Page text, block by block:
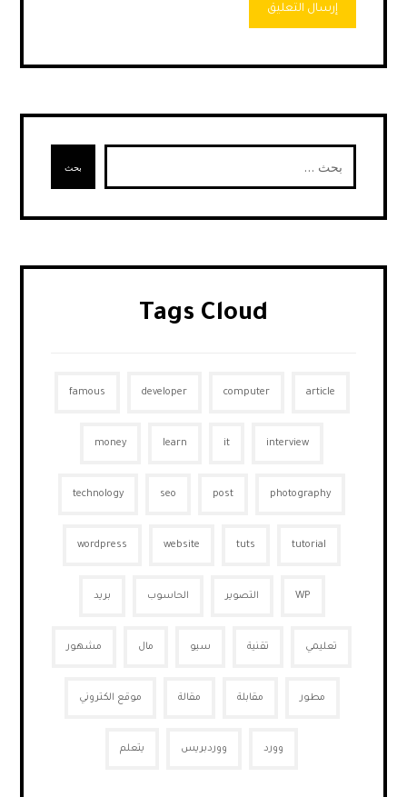
Tags Cloud
article
computer
developer
famous
interview
it
learn
money
photography
post
seo
technology
tutorial
tuts
website
wordpress
WP التصوير الحاسوب بريد
تعليمي تقنية سيو مال مشهور
مطور مقابلة مقالة موقع الكتروني
وورد ووردبريس يتعلم